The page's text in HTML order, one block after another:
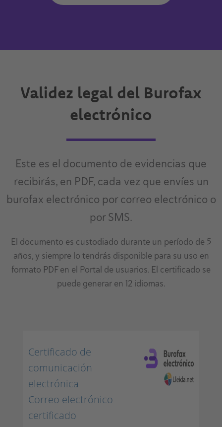
Validez legal del Burofax
electrónico
Este es el documento de evidencias que
recibirás, en PDF, cada vez que envíes un
burofax electrónico por correo electrónico o
por SMS.
El documento es custodiado durante un período de 5
años, y siempre lo tendrás disponible para su uso en
formato PDF en el Portal de usuarios. El certificado se
puede generar en 12 idiomas.
Certificado de
comunicación
electrónica
Correo electrónico
certificado